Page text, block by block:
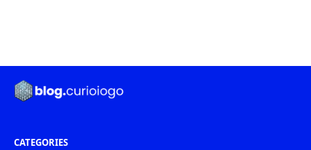
CATEGORIES